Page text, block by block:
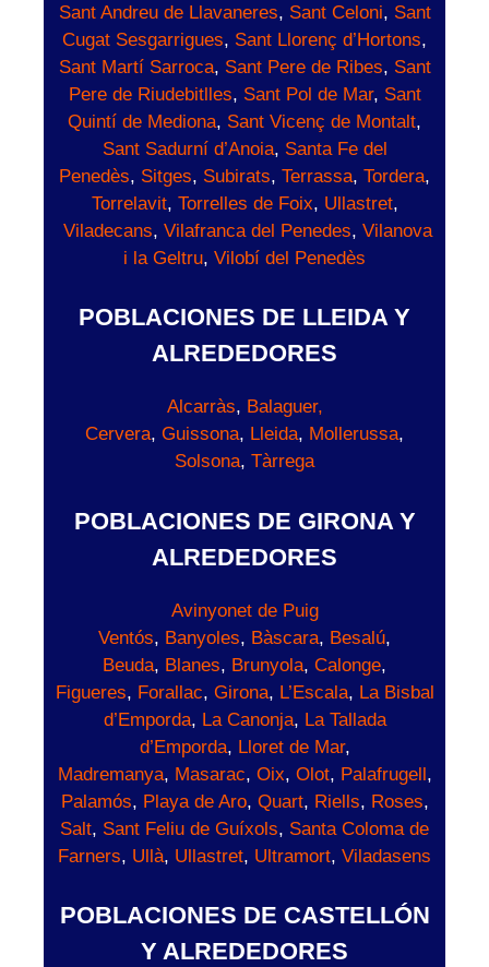
Sant Andreu de Llavaneres, Sant Celoni, Sant
Cugat Sesgarrigues, Sant Llorenç d’Hortons,
Sant Martí Sarroca, Sant Pere de Ribes, Sant
Pere de Riudebitlles, Sant Pol de Mar, Sant
Quintí de Mediona, Sant Vicenç de Montalt,
Sant Sadurní d’Anoia, Santa Fe del
Penedès, Sitges, Subirats, Terrassa, Tordera,
Torrelavit, Torrelles de Foix, Ullastret,
Viladecans, Vilafranca del Penedes, Vilanova
i la Geltru, Vilobí del Penedès
POBLACIONES DE LLEIDA Y
ALREDEDORES
Alcarràs, Balaguer,
Cervera, Guissona, Lleida, Mollerussa,
Solsona, Tàrrega
POBLACIONES DE GIRONA Y
ALREDEDORES
Avinyonet de Puig
Ventós, Banyoles, Bàscara, Besalú,
Beuda, Blanes, Brunyola, Calonge,
Figueres, Forallac, Girona, L’Escala, La Bisbal
d’Emporda, La Canonja, La Tallada
d’Emporda, Lloret de Mar,
Madremanya, Masarac, Oix, Olot, Palafrugell,
Palamós, Playa de Aro, Quart, Riells, Roses,
Salt, Sant Feliu de Guíxols, Santa Coloma de
Farners, Ullà, Ullastret, Ultramort, Viladasens
POBLACIONES DE CASTELLÓN
Y ALREDEDORES